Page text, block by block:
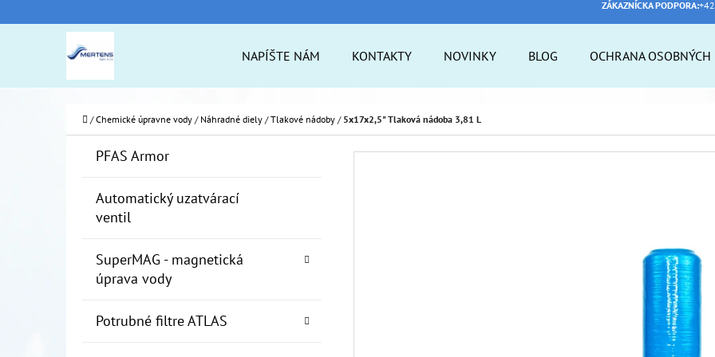
ZÁKAZNÍCKA PODPORA:
NAPÍŠTE NÁM KONTAKTY NOVINKY BLOG OCHRANA OSOBNÝCH
Domov
/ Chemické úpravne vody / Náhradné diely / Tlakové nádoby / 5x17x2,5" Tlaková nádoba 3,81 L
Preskočiť
PFAS Armor
Automatický uzatvárací
ventil
SuperMAG - magnetická
úprava vody
Potrubné filtre ATLAS
Í
do
obchodu
do
obchodu